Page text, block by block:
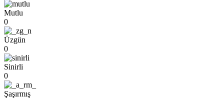
Mutlu
0
Üzgün
0
Sinirli
0
Şaşırmış